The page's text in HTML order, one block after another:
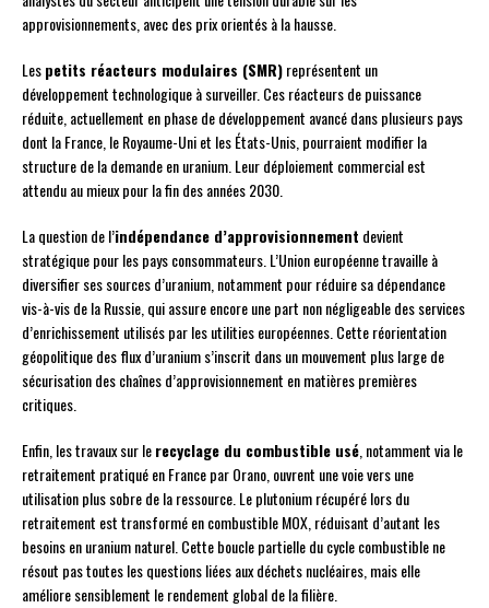
approvisionnements, avec des prix orientés à la hausse.
Lespetits réacteurs modulaires (SMR)représentent un
développement technologique à surveiller. Ces réacteurs de puissance
réduite, actuellement en phase de développement avancé dans plusieurs pays
dont la France, le Royaume-Uni et les États-Unis, pourraient modifier la
structure de la demande en uranium. Leur déploiement commercial est
attendu au mieux pour la fin des années 2030.
La question de l’indépendance d’approvisionnement devient
stratégique pour les pays consommateurs. L’Union européenne travaille à
diversifier ses sources d’uranium, notamment pour réduire sa dépendance
vis-à-vis de la Russie, qui assure encore une part non négligeable des services
d’enrichissement utilisés par les utilities européennes. Cette réorientation
géopolitique des flux d’uranium s’inscrit dans un mouvement plus large de
sécurisation des chaînes d’approvisionnement en matières premières
critiques.
Enfin, les travaux sur lerecyclage du combustible usé, notamment via le
retraitement pratiqué en France par Orano, ouvrent une voie vers une
utilisation plus sobre de la ressource. Le plutonium récupéré lors du
retraitement est transformé en combustible MOX, réduisant d’autant les
besoins en uranium naturel. Cette boucle partielle du cycle combustible ne
résout pas toutes les questions liées aux déchets nucléaires, mais elle
améliore sensiblement le rendement global de la filière.